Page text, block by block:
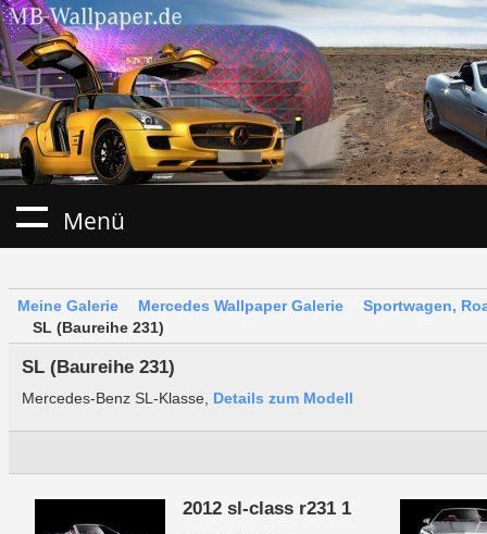
Menü
Meine Galerie Mercedes Wallpaper Galerie
Sportwagen,
SL (Baureihe 231)
SL (Baureihe 231)
Mercedes-Benz SL-Klasse, Details zum Modell
2012 sl-class r231 1